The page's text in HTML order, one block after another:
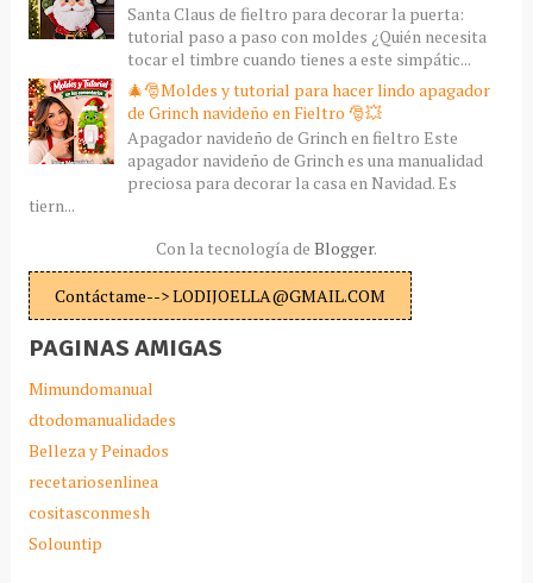
Santa Claus de fieltro para decorar la puerta:
tutorial paso a paso con moldes ¿Quién necesita
tocar el timbre cuando tienes a este simpátic...
🎄🎅Moldes y tutorial para hacer lindo apagador
de Grinch navideño en Fieltro 🎅💥
Apagador navideño de Grinch en fieltro Este
apagador navideño de Grinch es una manualidad
preciosa para decorar la casa en Navidad. Es
tiern...
Con la tecnología de Blogger.
Contáctame--> LODIJOELLA@GMAIL.COM
PAGINAS AMIGAS
Mimundomanual
dtodomanualidades
Belleza y Peinados
recetariosenlinea
cositasconmesh
Solountip